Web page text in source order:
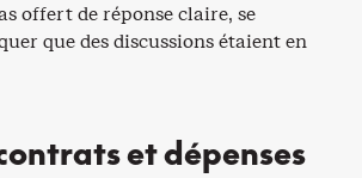
offert de réponse claire, se
que des discussions étaient en
et dépenses